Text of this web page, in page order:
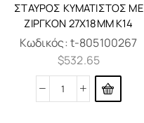
ΣΤΑΥΡΌΣ ΚΥΜΑΤΙΣΤΌΣ ΜΕ
ΖΙΡΓΚΌΝ 27X18MM K14
Κωδικός: t-805100267
$532.65